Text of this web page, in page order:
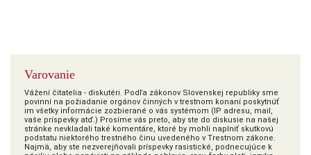
Varovanie
Vážení čitatelia - diskutéri. Podľa zákonov Slovenskej republiky sme
povinní na požiadanie orgánov činných v trestnom konaní poskytnúť
im všetky informácie zozbierané o vás systémom (IP adresu, mail,
vaše príspevky atď.) Prosíme vás preto, aby ste do diskusie na našej
stránke nevkladali také komentáre, ktoré by mohli naplniť skutkovú
podstatu niektorého trestného činu uvedeného v Trestnom zákone.
Najmä, aby ste nezverejňovali príspevky rasistické, podnecujúce k